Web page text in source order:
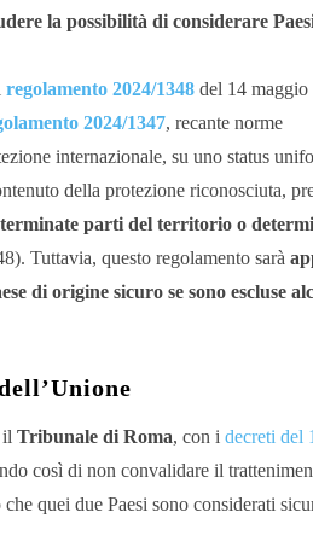
la possibilità di considerare
regolamento 2024/1348 del 14 maggio
2024/1347, recante norme
internazionale, su uno status
della protezione riconosciuta,
parti del territorio o
Tuttavia, questo regolamento sarà
di origine sicuro se sono escluse
il Tribunale di Roma, con i decreti del
così di non convalidare il
quei due Paesi sono considerati